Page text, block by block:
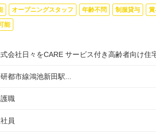
オープニングスタッフ 年齢不問 制服貸与 賞
能
会社日々をCARE サービス付き高齢者向け住
都市線鴻池新田駅...
職
員